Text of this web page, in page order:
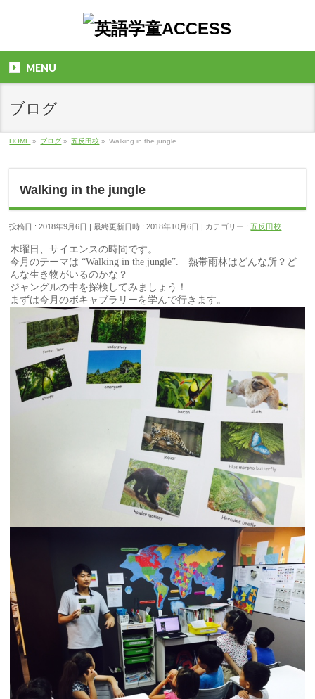
MENU
ブログ
HOME » ブログ » 五反田校 » Walking in the jungle
Walking in the jungle
投稿日 : 2018年9月6日 最終更新日時 : 2018年10月6日 カテゴリー :五反田校
木曜日、サイエンスの時間です。
今月のテーマは “Walking in the jungle”. 熱帯雨林はどんな所？ど
んな生き物がいるのかな？
ジャングルの中を探検してみましょう！
まずは今月のボキャブラリーを学んで行きます。